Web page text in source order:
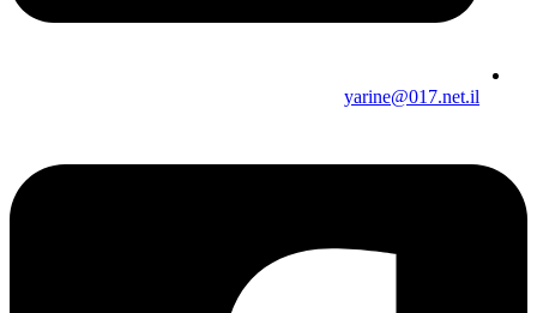
yarine@017.net.il